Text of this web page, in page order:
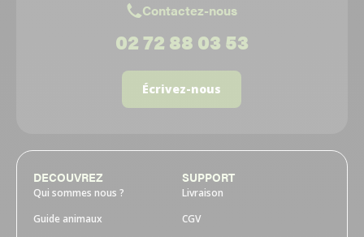
Contactez-nous
02 72 88 03 53
Écrivez-nous
DECOUVREZ
Qui sommes nous ?
Guide animaux
SUPPORT
Livraison
CGV